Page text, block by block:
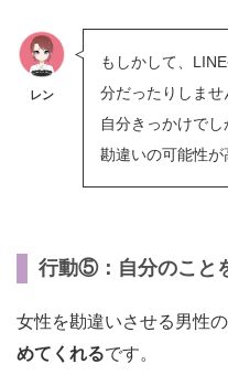
レン
もしかして、
分だったりしませ
自分きっかけでし
勘違いの可能性が
行動⑤：自分のこと
女性を勘違いさせる男性の
めてくれるです。